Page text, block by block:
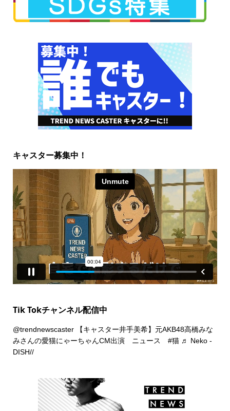
キャスター募集中！
Tik Tokチャンネル配信中
@trendnewscaster【キャスター井手美希】元AKB48高橋みな
みさんの愛猫にゃーちゃんCM出演 ニュース #猫 ♬ Neko -
DISH//